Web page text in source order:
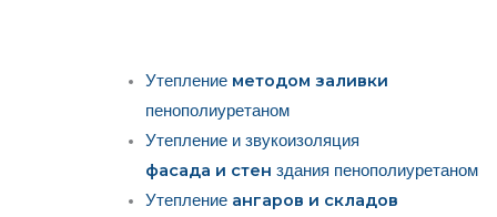
Утепление методом заливки
пенополиуретаном
Утепление и звукоизоляция
фасада и стен здания пенополиуретаном
Утепление ангаров и складов